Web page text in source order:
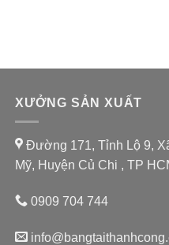
XƯỞNG SẢN XUẤT
Đường 171, Tỉnh Lộ 9,
Mỹ, Huyện Củ Chi , TP
0909 704 744